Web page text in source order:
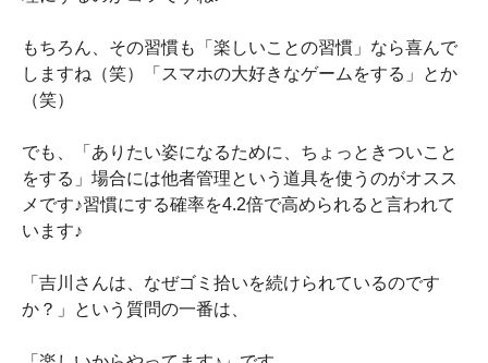
もちろん、その習慣も「楽しいことの習慣」なら喜んで
しますね（笑）「スマホの大好きなゲームをする」とか
（笑）
でも、「ありたい姿になるために、ちょっときついこと
をする」場合には他者管理という道具を使うのがオスス
メです♪習慣にする確率を4.2倍で高められると言われて
います♪
「吉川さんは、なぜゴミ拾いを続けられているのです
か？」という質問の一番は、